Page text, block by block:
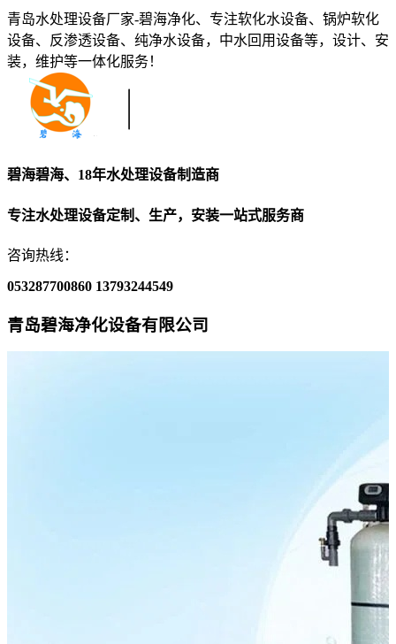
青岛水处理设备厂家-碧海净化、专注软化水设备、锅炉软化
设备、反渗透设备、纯净水设备，中水回用设备等，设计、安
装，维护等一体化服务！
碧海碧海、18年水处理设备制造商
专注水处理设备定制、生产，安装一站式服务商
咨询热线：
053287700860 13793244549
青岛碧海净化设备有限公司